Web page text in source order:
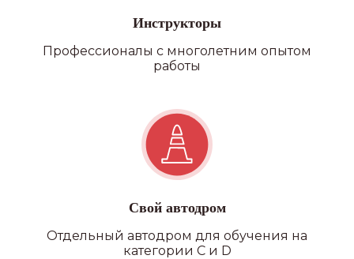
Инструкторы
Профессионалы с многолетним опытом
работы
Свой автодром
Отдельный автодром для обучения на
категории C и D